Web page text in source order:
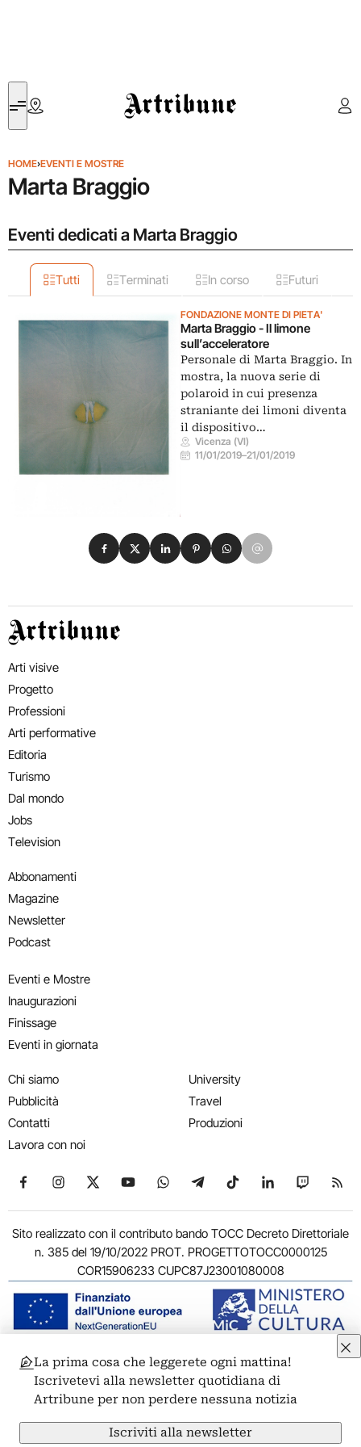
Artribune
HOME›EVENTI E MOSTRE
Marta Braggio
Eventi dedicati a Marta Braggio
Tutti Terminati In corso Futuri
FONDAZIONE MONTE DI PIETA'
Marta Braggio - Il limone
sull’acceleratore
Personale di Marta Braggio. In
mostra, la nuova serie di
polaroid in cui presenza
straniante dei limoni diventa
il dispositivo…
Vicenza (VI)
11/01/2019–21/01/2019
Condividi su Facebook
Condividi su X
Condividi su LinkedIn
Condividi su Pinterest
Condividi su WhatsApp
Condividi su Email
Artribune
Arti visive
Progetto
Professioni
Arti performative
Editoria
Turismo
Dal mondo
Jobs
Television
Abbonamenti
Magazine
Newsletter
Podcast
Eventi e Mostre
Inaugurazioni
Finissage
Eventi in giornata
Chi siamo
Pubblicità
Contatti
Lavora con noi
University
Travel
Produzioni
Seguici su Facebook
Seguici su Instagram
Seguici su X
Seguici su YouTube
Seguici su WhatsApp
Seguici su Telegram
Seguici su TikTok
Seguici su
Seguici
Sito realizzato con il contributo bando TOCC Decreto Direttoriale
n. 385 del 19/10/2022 PROT. PROGETTOTOCC0000125
COR15906233 CUPC87J23001080008
© 2011-2026 ARTRIBUNE srl – Corso Vittorio Emanuele II, 287 –
00186 Roma - P.I. 11381581005
Privacy: Responsabile della protezione dei dati personali
ARTRIBUNE srl – Corso Vittorio Emanuele II, 287 – 00186 Roma
Termini e condizioniPrivacy PolicyCookie PolicyCredits
La prima cosa che leggerete ogni mattina!
Iscrivetevi alla newsletter quotidiana di
Artribune per non perdere nessuna notizia
Iscriviti alla newsletter